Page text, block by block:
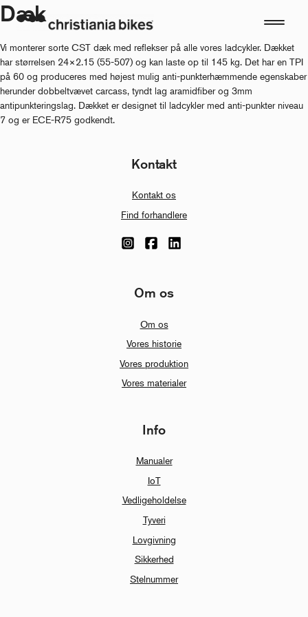
Skip
to
Dæk
Vi monterer sorte CST dæk med reflekser på alle vores ladcykler. Dækket
har størrelsen 24×2.15 (55-507) og kan laste op til 145 kg. Det har en TPI
på 60 og produceres med højest mulig anti-punkterhæmmende egenskaber
herunder dobbeltvævet carcass, tyndt lag aramidfiber og 3mm
antipunkteringslag. Dækket er designet til ladcykler med anti-punkter niveau
7 og er ECE-R75 godkendt.
Kontakt
Kontakt os
Find forhandlere
Om os
Om os
Vores historie
Vores produktion
Vores materialer
Info
Manualer
IoT
Vedligeholdelse
Tyveri
Lovgivning
Sikkerhed
Stelnummer